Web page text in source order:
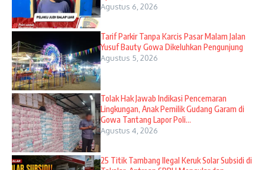
Agustus 6, 2026
Tarif Parkir Tanpa Karcis Pasar Malam Jalan
Yusuf Bauty Gowa Dikeluhkan Pengunjung
Agustus 5, 2026
Tolak Hak Jawab Indikasi Pencemaran
Lingkungan, Anak Pemilik Gudang Garam di
Gowa Tantang Lapor Poli...
Agustus 4, 2026
25 Titik Tambang Ilegal Keruk Solar Subsidi di